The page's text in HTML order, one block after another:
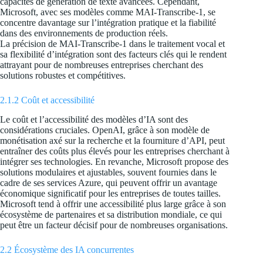
Microsoft, avec ses modèles comme MAI-Transcribe-1, se
concentre davantage sur l’intégration pratique et la fiabilité
dans des environnements de production réels.
La précision de MAI-Transcribe-1 dans le traitement vocal et
sa flexibilité d’intégration sont des facteurs clés qui le rendent
attrayant pour de nombreuses entreprises cherchant des
solutions robustes et compétitives.
2.1.2 Coût et accessibilité
Le coût et l’accessibilité des modèles d’IA sont des
considérations cruciales. OpenAI, grâce à son modèle de
monétisation axé sur la recherche et la fourniture d’API, peut
entraîner des coûts plus élevés pour les entreprises cherchant à
intégrer ses technologies. En revanche, Microsoft propose des
solutions modulaires et ajustables, souvent fournies dans le
cadre de ses services Azure, qui peuvent offrir un avantage
économique significatif pour les entreprises de toutes tailles.
Microsoft tend à offrir une accessibilité plus large grâce à son
écosystème de partenaires et sa distribution mondiale, ce qui
peut être un facteur décisif pour de nombreuses organisations.
2.2 Écosystème des IA concurrentes